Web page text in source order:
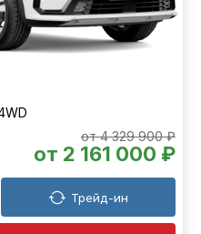
от 4 329 900 ₽
от 2 161 000 ₽
Трейд-ин